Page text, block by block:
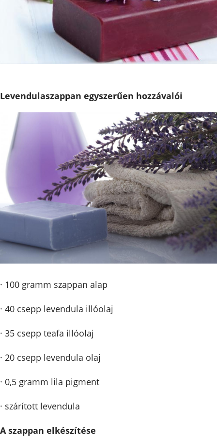
Levendulaszappan egyszerűen hozzávalói
· 100 gramm szappan alap
· 40 csepp levendula illóolaj
· 35 csepp teafa illóolaj
· 20 csepp levendula olaj
· 0,5 gramm lila pigment
· szárított levendula
A szappan elkészítése